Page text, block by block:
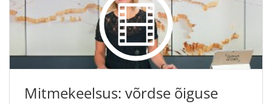
Mitmekeelsus: võrdse õiguse